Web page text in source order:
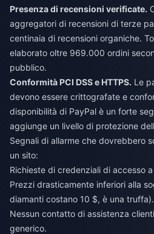
Presenza di recensioni verificate.
aggregatori di recensioni di terze
centinaia di recensioni organiche.
elaborato oltre 969.000 ordini
pubblico.
Conformità PCI DSS e HTTPS. Le
devono essere crittografate e
disponibilità di PayPal è un forte
aggiunge un livello di protezione
Segnali di allarme che dovrebbero
un sito:
Richieste di credenziali di accesso
Prezzi drasticamente inferiori alla
diamanti costano 10 $, è una truffa).
Nessun contatto di assistenza
generico.